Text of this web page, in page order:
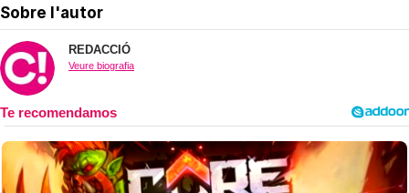
Sobre l'autor
REDACCIÓ
Veure biografia